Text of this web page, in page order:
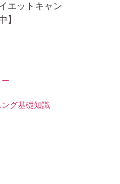
エットキャン
】
グ基礎知識